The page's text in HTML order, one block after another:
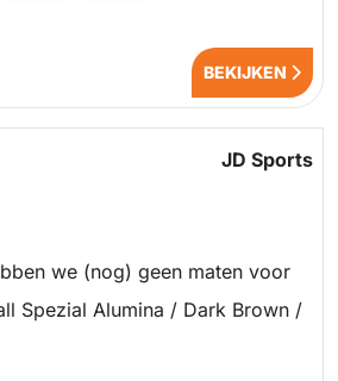
JD Sports
we (nog) geen maten voor
Spezial Alumina / Dark Brown /
BEKIJKEN